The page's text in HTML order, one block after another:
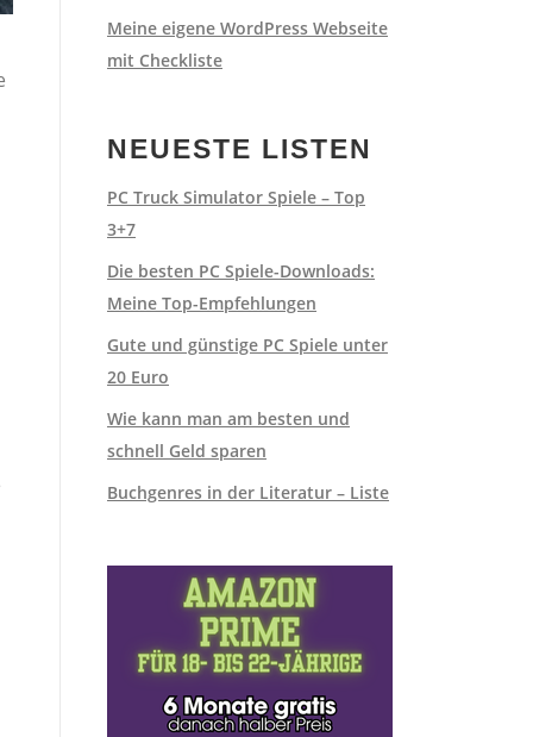
Meine eigene WordPress Webseite
mit Checkliste
NEUESTE LISTEN
PC Truck Simulator Spiele – Top
3+7
Die besten PC Spiele-Downloads:
Meine Top-Empfehlungen
Gute und günstige PC Spiele unter
20 Euro
Wie kann man am besten und
schnell Geld sparen
Buchgenres in der Literatur – Liste